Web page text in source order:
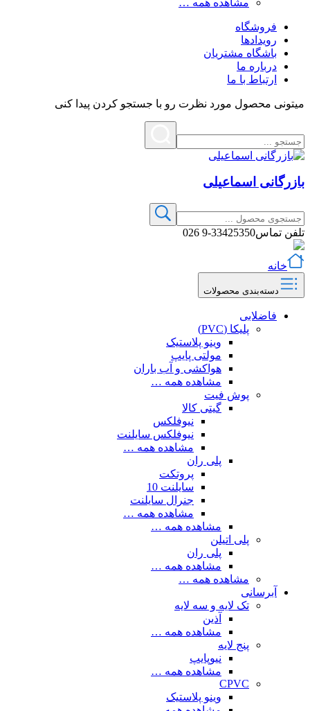
فروشگاه
رویدادها
باشگاه مشتریان
درباره ما
ارتباط با ما
میتونی محصول مورد نظرت رو با جستجو کردن پیدا کنی
بازرگانی اسماعیلی
تلفن تماس33425350-9 026
خانه
دسته‌بندی محصولات
فاضلابی
پلیکا (PVC)
وینو پلاستیک
مولتی پایپ
هواکشی و آب باران
مشاهده همه …
پوش فیت
گیتی کالا
نیوفلکس
نیوفلکس سایلنت
مشاهده همه …
پلی ران
پروتکت
سایلنت 10
جنرال سایلنت
مشاهده همه …
مشاهده همه …
پلی اتیلن
پلی ران
مشاهده همه …
مشاهده همه …
آبرسانی
تک لایه و سه لایه
آذین
مشاهده همه …
پنج لایه
نیوپایپ
مشاهده همه …
CPVC
وینو پلاستیک